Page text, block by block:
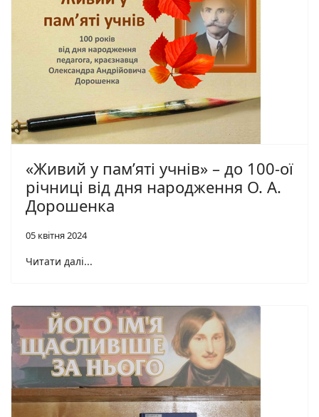
«Живий у пам’яті учнів» – до 100-ої
річниці від дня народження О. А.
Дорошенка
05 квітня 2024
Читати далі...